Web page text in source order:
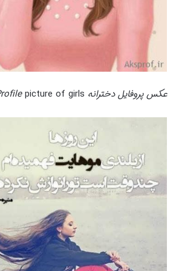
عکس پروفایل دخترانه Profile picture of girls